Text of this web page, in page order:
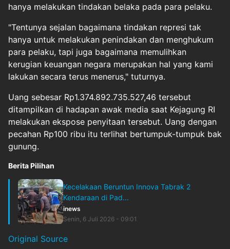
hanya melakukan tindakan belaka pada para pelaku.
"Tentunya sejalan bagaimana tindakan represi tak
hanya untuk melakukan penindakan dan menghukum
para pelaku, tapi juga bagaimana memulihkan
kerugian keuangan negara merupakan hal yang kami
lakukan secara terus menerus," tuturnya.
Uang sebesar Rp1.374.892.735.527,46 tersebut
ditampilkan di hadapan awak media saat Kejagung RI
melakukan ekspose penyitaan tersebut. Uang dengan
pecahan Rp100 ribu itu terlihat bertumpuk-tumpuk bak
gunung.
Berita Pilihan
Kecelakaan Beruntun Innova Tabrak 2
Kendaraan di Pad...
inews
Senin, 6 Juli 2026 - 09:01
Original Source